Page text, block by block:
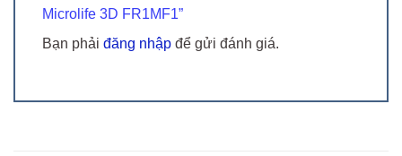
Microlife 3D FR1MF1”
Bạn phải đăng nhập để gửi đánh giá.